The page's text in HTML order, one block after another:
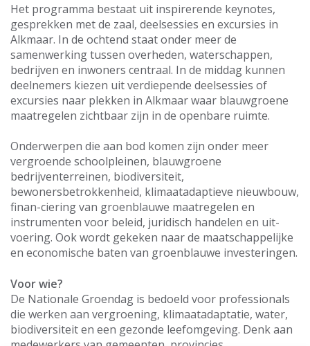
Het programma bestaat uit inspirerende keynotes,
gesprekken met de zaal, deelsessies en excursies in
Alkmaar. In de ochtend staat onder meer de
samenwerking tussen overheden, waterschappen,
bedrijven en inwoners centraal. In de middag kunnen
deelnemers kiezen uit verdiepende deelsessies of
excursies naar plekken in Alkmaar waar blauwgroene
maatregelen zichtbaar zijn in de openbare ruimte.
Onderwerpen die aan bod komen zijn onder meer
vergroende schoolpleinen, blauwgroene
bedrijventerreinen, biodiversiteit,
bewonersbetrokkenheid, klimaatadaptieve nieuwbouw,
finan-ciering van groenblauwe maatregelen en
instrumenten voor beleid, juridisch handelen en uit-
voering. Ook wordt gekeken naar de maatschappelijke
en economische baten van groenblauwe investeringen.
Voor wie?
De Nationale Groendag is bedoeld voor professionals
die werken aan vergroening, klimaatadaptatie, water,
biodiversiteit en een gezonde leefomgeving. Denk aan